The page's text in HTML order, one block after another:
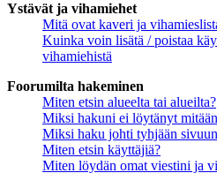
Ystävät ja vihamiehet
Mitä ovat kaveri ja
Kuinka voin lisätä / poistaa
vihamiehistä
Foorumilta hakeminen
Miten etsin alueelta tai alueilta?
Miksi hakuni ei löytänyt
Miksi haku johti tyhjään
Miten etsin käyttäjiä?
Miten löydän omat viestini ja